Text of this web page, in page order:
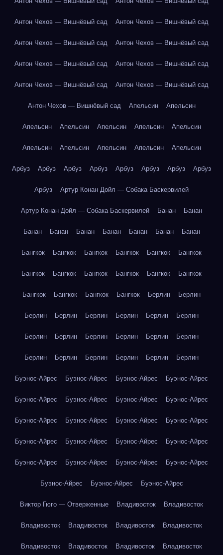
Антон Чехов — Вишнёвый сад Антон Чехов — Вишнёвый сад
Антон Чехов — Вишнёвый сад Антон Чехов — Вишнёвый сад
Антон Чехов — Вишнёвый сад Антон Чехов — Вишнёвый сад
Антон Чехов — Вишнёвый сад Антон Чехов — Вишнёвый сад
Антон Чехов — Вишнёвый сад Апельсин Апельсин
Апельсин Апельсин Апельсин Апельсин Апельсин
Апельсин Апельсин Апельсин Апельсин Апельсин
Арбуз Арбуз Арбуз Арбуз Арбуз Арбуз Арбуз Арбуз
Арбуз Артур Конан Дойл — Собака Баскервилей
Артур Конан Дойл — Собака Баскервилей Банан Банан
Банан Банан Банан Банан Банан Банан Банан
Бангкок Бангкок Бангкок Бангкок Бангкок Бангкок
Бангкок Бангкок Бангкок Бангкок Бангкок Бангкок
Бангкок Бангкок Бангкок Бангкок Берлин Берлин
Берлин Берлин Берлин Берлин Берлин Берлин
Берлин Берлин Берлин Берлин Берлин Берлин
Берлин Берлин Берлин Берлин Берлин Берлин
Буэнос-Айрес Буэнос-Айрес Буэнос-Айрес Буэнос-Айрес
Буэнос-Айрес Буэнос-Айрес Буэнос-Айрес Буэнос-Айрес
Буэнос-Айрес Буэнос-Айрес Буэнос-Айрес Буэнос-Айрес
Буэнос-Айрес Буэнос-Айрес Буэнос-Айрес Буэнос-Айрес
Буэнос-Айрес Буэнос-Айрес Буэнос-Айрес Буэнос-Айрес
Буэнос-Айрес Буэнос-Айрес Буэнос-Айрес
Виктор Гюго — Отверженные Владивосток Владивосток
Владивосток Владивосток Владивосток Владивосток
Владивосток Владивосток Владивосток Владивосток